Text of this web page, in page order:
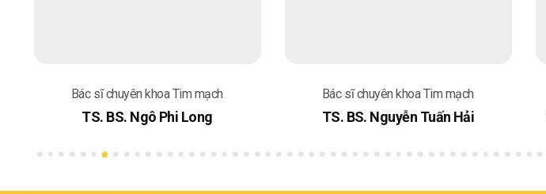
Bác sĩ chuyên khoa Tim mạch
TS. BS. Ngô Phi Long
Bác sĩ chuyên khoa Tim mạch
TS. BS. Nguyễn Tuấn Hải